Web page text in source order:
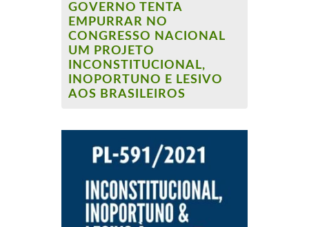
GOVERNO TENTA
EMPURRAR NO
CONGRESSO NACIONAL
UM PROJETO
INCONSTITUCIONAL,
INOPORTUNO E LESIVO
AOS BRASILEIROS